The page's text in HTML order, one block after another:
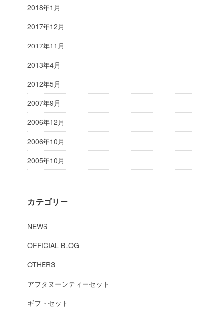
2018年1月
2017年12月
2017年11月
2013年4月
2012年5月
2007年9月
2006年12月
2006年10月
2005年10月
カテゴリー
NEWS
OFFICIAL BLOG
OTHERS
アフタヌーンティーセット
ギフトセット